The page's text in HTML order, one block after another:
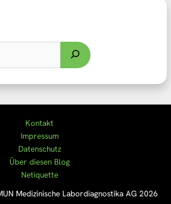
Kontakt
Impressum
Datenschutz
Über diesen Blog
Netiquette
Medizinische Labordiagnostika AG 2026